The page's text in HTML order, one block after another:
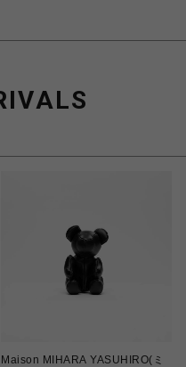
Maison MIHARA YASUHIRO(ミ